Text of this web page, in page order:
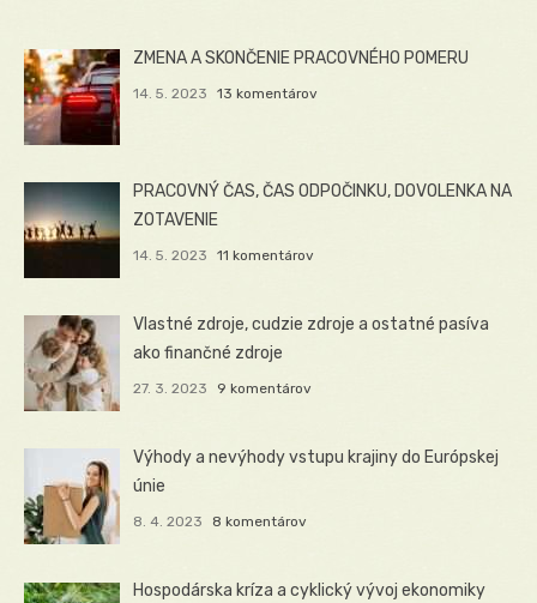
ZMENA A SKONČENIE PRACOVNÉHO POMERU
14. 5. 2023 13 komentárov
PRACOVNÝ ČAS, ČAS ODPOČINKU, DOVOLENKA NA
ZOTAVENIE
14. 5. 2023 11 komentárov
Vlastné zdroje, cudzie zdroje a ostatné pasíva
ako finančné zdroje
27. 3. 2023 9 komentárov
Výhody a nevýhody vstupu krajiny do Európskej
únie
8. 4. 2023 8 komentárov
Hospodárska kríza a cyklický vývoj ekonomiky